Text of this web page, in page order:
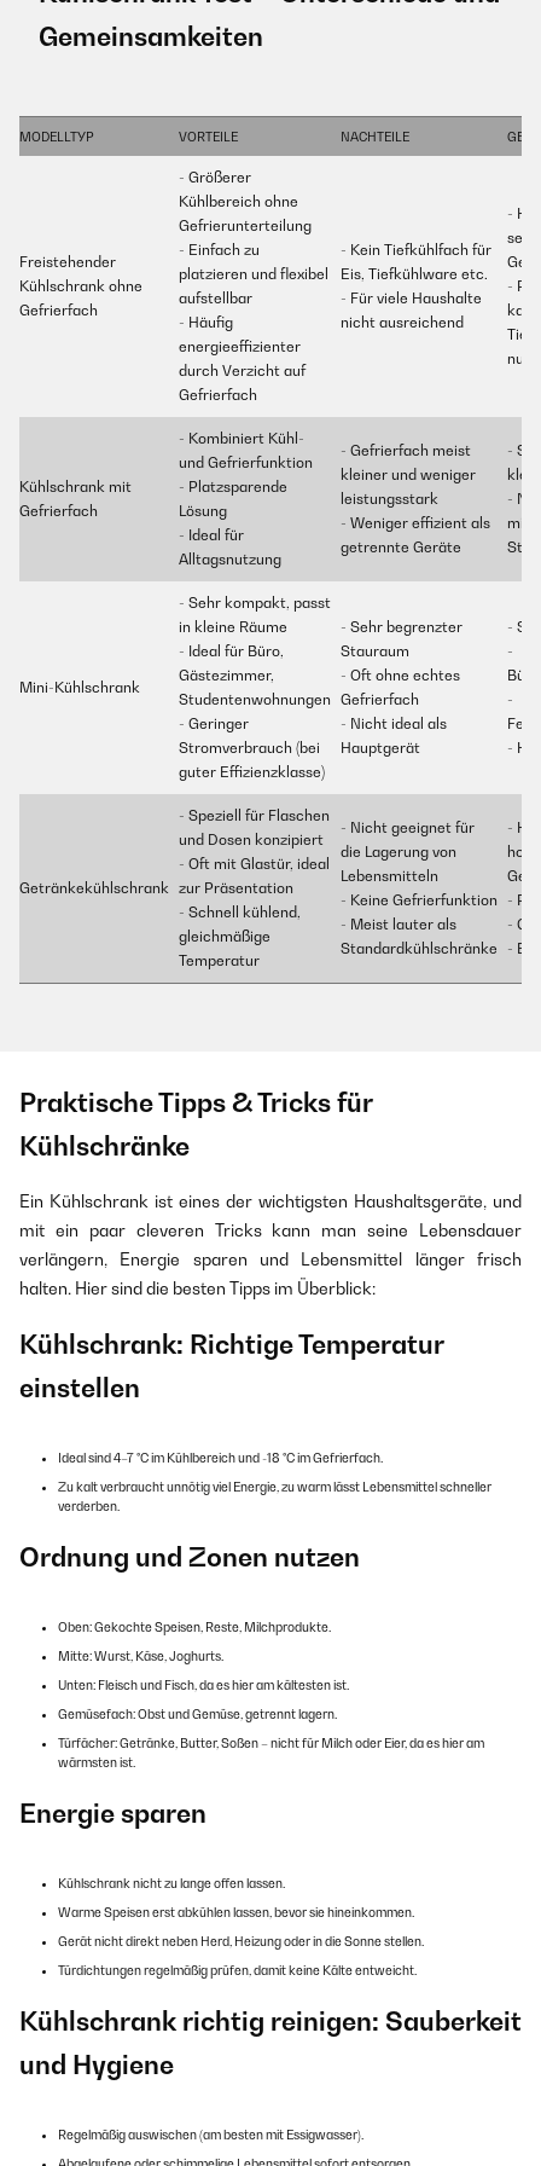
Gemeinsamkeiten
MODELLTYP VORTEILE NACHTEILE
Freistehender
Kühlschrank ohne
Gefrierfach
- Größerer
Kühlbereich ohne
Gefrierunterteilung
- Einfach zu
platzieren und flexibel
aufstellbar
- Häufig
energieeffizienter
durch Verzicht auf
Gefrierfach
- Kein Tiefkühlfach für
Eis, Tiefkühlware etc.
- Für viele Haushalte
nicht ausreichend
-
-
Kühlschrank mit
Gefrierfach
- Kombiniert Kühl-
und Gefrierfunktion
- Platzsparende
Lösung
- Ideal für
Alltagsnutzung
- Gefrierfach meist
kleiner und weniger
leistungsstark
- Weniger effizient als
getrennte Geräte
-
-
mit
Mini-Kühlschrank
- Sehr kompakt, passt
in kleine Räume
- Ideal für Büro,
Gästezimmer,
Studentenwohnungen
- Geringer
Stromverbrauch (bei
guter Effizienzklasse)
- Sehr begrenzter
Stauraum
- Oft ohne echtes
Gefrierfach
- Nicht ideal als
Hauptgerät
-
-
-
-
Getränkekühlschrank
- Speziell für Flaschen
und Dosen konzipiert
- Oft mit Glastür, ideal
zur Präsentation
- Schnell kühlend,
gleichmäßige
Temperatur
- Nicht geeignet für
die Lagerung von
Lebensmitteln
- Keine Gefrierfunktion
- Meist lauter als
Standardkühlschränke
-
-
-
-
Praktische Tipps & Tricks für
Kühlschränke
Ein Kühlschrank ist eines der wichtigsten Haushaltsgeräte, und
mit ein paar cleveren Tricks kann man seine Lebensdauer
verlängern, Energie sparen und Lebensmittel länger frisch
halten. Hier sind die besten Tipps im Überblick:
Kühlschrank: Richtige Temperatur
einstellen
Ideal sind 4–7 °C im Kühlbereich und -18 °C im Gefrierfach.
Zu kalt verbraucht unnötig viel Energie, zu warm lässt Lebensmittel schneller
verderben.
Ordnung und Zonen nutzen
Oben: Gekochte Speisen, Reste, Milchprodukte.
Mitte: Wurst, Käse, Joghurts.
Unten: Fleisch und Fisch, da es hier am kältesten ist.
Gemüsefach: Obst und Gemüse, getrennt lagern.
Türfächer: Getränke, Butter, Soßen – nicht für Milch oder Eier, da es hier am
wärmsten ist.
Energie sparen
Kühlschrank nicht zu lange offen lassen.
Warme Speisen erst abkühlen lassen, bevor sie hineinkommen.
Gerät nicht direkt neben Herd, Heizung oder in die Sonne stellen.
Türdichtungen regelmäßig prüfen, damit keine Kälte entweicht.
Kühlschrank richtig reinigen: Sauberkeit
und Hygiene
Regelmäßig auswischen (am besten mit Essigwasser).